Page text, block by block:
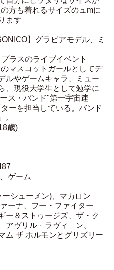
方も着れるサイズのュmに
ます
】グラビアモデル、ミ
ラスのライブイベント
マスコットガールとしてデ
ルやゲームキャラ、ミュー
、現役大学生として勉学に
ス・バンド"第一宇宙速
ーを担当している。バンド
。
歳)
ゲーム
シューメン)、マカロン
ーナ、フー・ファイター
ー＆ストゥージズ、ザ・ク
アヴリル・ラヴィーン。
ム ザ ホルモンとグリズリー